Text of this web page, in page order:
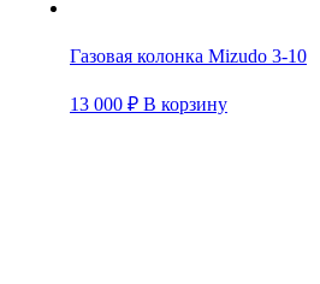
Газовая колонка Mizudo 3-10
13 000 ₽ В корзину